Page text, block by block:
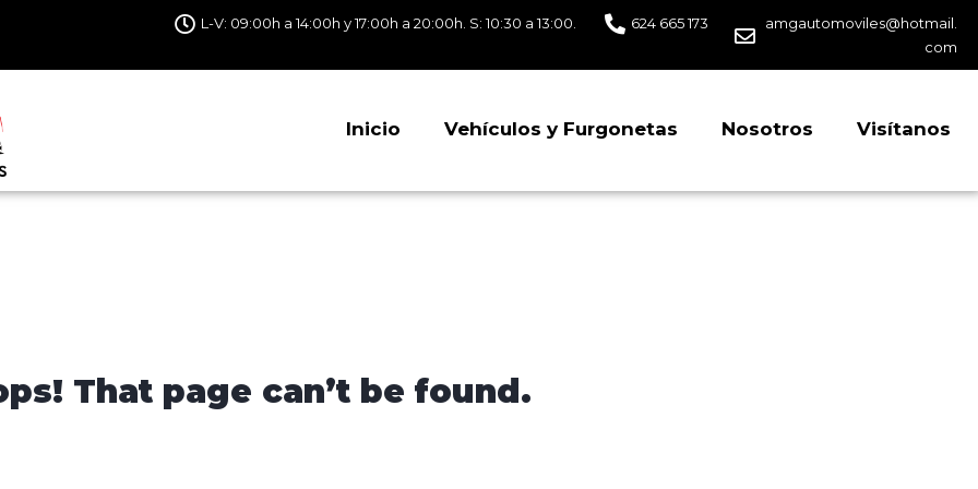
L-V: 09:00h a 14:00h y 17:00h a 20:00h. S: 10:30 a 13:00. 624 665 173
amgautomoviles@hotmail.
com
Inicio Vehículos y Furgonetas Nosotros Visítanos
That page can’t be found.